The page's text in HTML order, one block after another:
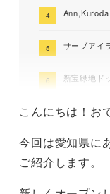
Ann,Kuroda
サーブアイ
新宝緑地ド
大高緑地ド
庄内緑地ド
こんにちは！お
今回は愛知県に
ご紹介します。